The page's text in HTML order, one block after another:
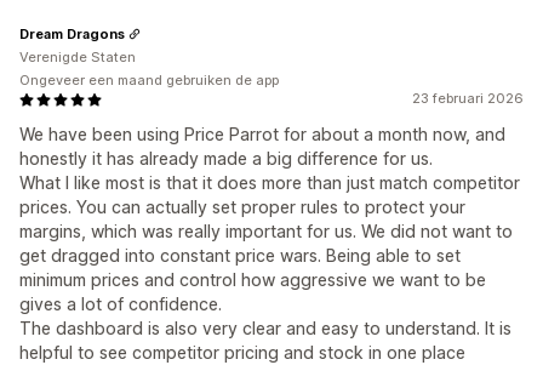
23 februari 2026
We have been using Price Parrot for about a month now, and
honestly it has already made a big difference for us.
What I like most is that it does more than just match competitor
prices. You can actually set proper rules to protect your
margins, which was really important for us. We did not want to
get dragged into constant price wars. Being able to set
minimum prices and control how aggressive we want to be
gives a lot of confidence.
The dashboard is also very clear and easy to understand. It is
helpful to see competitor pricing and stock in one place
Dream Dragons
Verenigde Staten
Ongeveer een maand gebruiken de app